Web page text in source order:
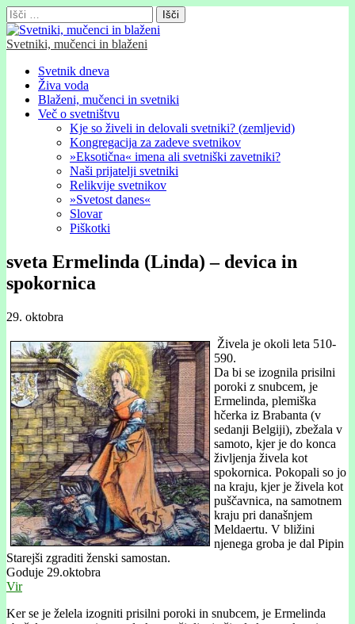
Išči:
Svetniki, mučenci in blaženi
Glavni
meni
Skip
content
Svetnik dneva
Živa voda
Blaženi, mučenci in svetniki
Več o svetništvu
Kje so živeli in delovali svetniki? (zemljevid)
Kongregacija za zadeve svetnikov
»Eksotična« imena ali svetniški zavetniki?
Naši prijatelji svetniki
Relikvije svetnikov
»Svetost danes«
Slovar
Piškotki
sveta Ermelinda (Linda) – devica in
spokornica
29. oktobra
Živela je okoli leta 510-
590.
Da bi se izognila prisilni
poroki z snubcem, je
Ermelinda, plemiška
hčerka iz Brabanta (v
sedanji Belgiji), zbežala v
samoto, kjer je do konca
življenja živela kot
spokornica. Pokopali so jo
na kraju, kjer je živela kot
puščavnica, na samotnem
kraju pri današnjem
Meldaertu. V bližini
njenega groba je dal Pipin
Starejši zgraditi ženski samostan.
Goduje 29.oktobra
Vir
Ker se je želela izogniti prisilni poroki in snubcem, je Ermelinda